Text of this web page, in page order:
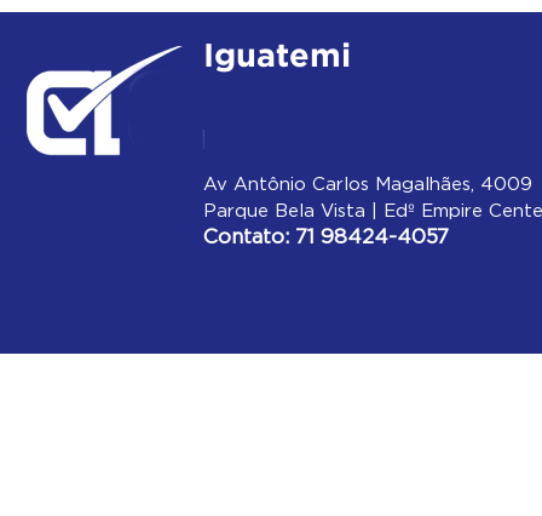
Iguatemi
Av Antônio Carlos Magalhães, 4009
Parque Bela Vista | Edº Empire
Contato: 71 98424-4057